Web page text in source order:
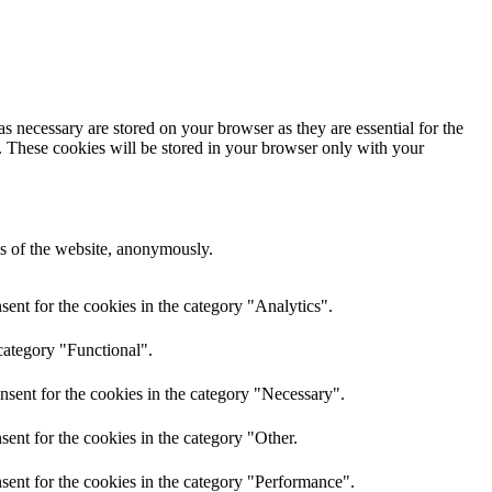
are stored on your browser as they are essential for the
These cookies will be stored in your browser only with your
of the website, anonymously.
for the cookies in the category "Analytics".
"Functional".
for the cookies in the category "Necessary".
for the cookies in the category "Other.
for the cookies in the category "Performance".